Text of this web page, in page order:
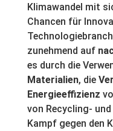
Klimawandel mit
Chancen für
zunehmend auf
es durch die
Materialien, die
Energieeffizienz
von Recycling-
Kampf gegen den